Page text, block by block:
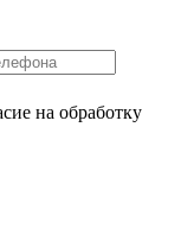
на обработку